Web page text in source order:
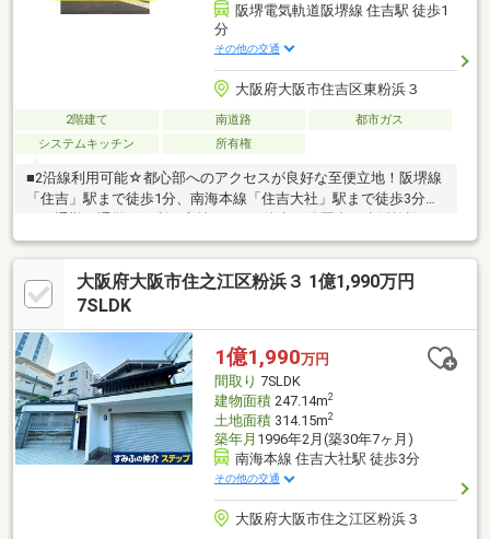
阪堺電気軌道阪堺線 住吉駅 徒歩1
分
その他の交通
大阪府大阪市住吉区東粉浜３
2階建て 南道路
都市ガス
システムキッチン
所有権
■2沿線利用可能☆都心部へのアクセスが良好な至便立地！阪堺線
「住吉」駅まで徒歩1分、南海本線「住吉大社」駅まで徒歩3分と
揃う、暮らしやすい住環境♪日常のお買い物に便利なスーパーや、
活気ある粉浜商店街が身近に揃います。さらに、緑豊かな公園も
近くにあり、子育てファミリー層に人気のエリアです◎■令和6年
4月築の築浅戸建て築浅で室内もきれいに使用されているため、気
り、愛車を敷地内に駐車可能です！■すっきり暮らせる豊富な収
納スペース☆1階のウォークインクローゼッ…
大阪府大阪市住之江区粉浜３ 1億1,990万円
7SLDK
1億1,990万円
間取り 7SLDK
建物面積247.14m2
土地面積314.15m2
築年月 1996年2月(築30年7ヶ月)
南海本線 住吉大社駅 徒歩3分
その他の交通
大阪府大阪市住之江区粉浜３